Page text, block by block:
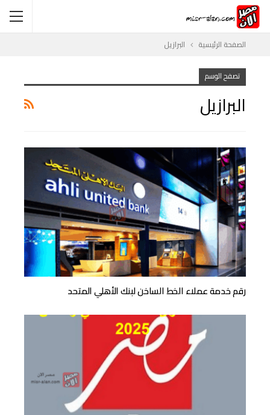
الصفحة الرئيسية البرازيل
تصفح الوسم
البرازيل
رقم خدمة عملاء الخط الساخن لبنك الأهلي المتحد